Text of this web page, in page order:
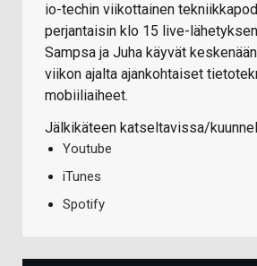
io-techin viikottainen
perjantaisin klo 15 live-
Sampsa ja Juha käyvät
viikon ajalta ajankohtaiset
mobiiliaiheet.
Jälkikäteen katseltavissa/
Youtube
iTunes
Spotify